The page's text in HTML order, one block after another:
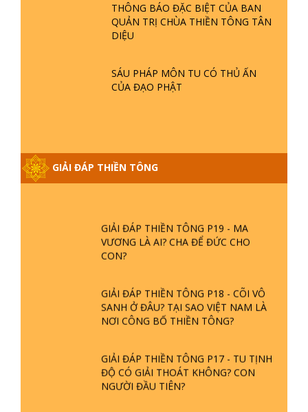
THÔNG BÁO ĐẶC BIỆT CỦA BAN
QUẢN TRỊ CHÙA THIỀN TÔNG TÂN
DIỆU
SÁU PHÁP MÔN TU CÓ THỦ ẤN
CỦA ĐẠO PHẬT
GIẢI ĐÁP THIỀN TÔNG
GIẢI ĐÁP THIỀN TÔNG ĐẶC BIỆT P21
- TẠI SAO ĐỨC PHẬT BƯỚC ĐI 7
GIẢI ĐÁP VỀ LỄ TIỄN THIỀN TÔNG SƯ
GIẢI ĐÁP THIỀN TÔNG ĐẶC BIỆT
PHẦN 20 - BÁC NGUYỄN NHÂN LÀ AI?
PHIỀN NÃO DO ĐÂU MÀ CÓ?
GIẢI ĐÁP THIỀN TÔNG P19 - MA
VƯƠNG LÀ AI? CHA ĐỂ ĐỨC CHO
CON?
GIẢI ĐÁP THIỀN TÔNG P18 - CÕI VÔ
SANH Ở ĐÂU? TẠI SAO VIỆT NAM LÀ
NƠI CÔNG BỐ THIỀN TÔNG?
GIẢI ĐÁP THIỀN TÔNG P17 - TU TỊNH
ĐỘ CÓ GIẢI THOÁT KHÔNG? CON
NGƯỜI ĐẦU TIÊN?